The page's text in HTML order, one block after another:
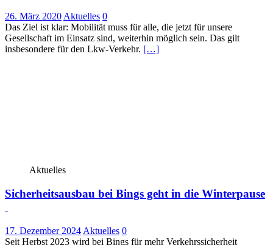
26. März 2020 Aktuelles 0
Das Ziel ist klar: Mobilität muss für alle, die jetzt für unsere
Gesellschaft im Einsatz sind, weiterhin möglich sein. Das gilt
insbesondere für den Lkw-Verkehr. […]
Aktuelles
Sicherheitsausbau bei Bings geht in die Winterpause
17. Dezember 2024 Aktuelles 0
Seit Herbst 2023 wird bei Bings für mehr Verkehrssicherheit